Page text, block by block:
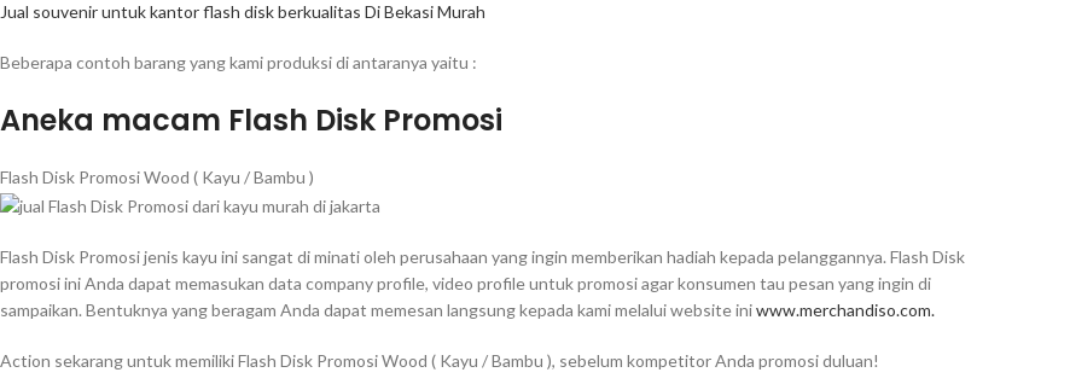
Jual souvenir untuk kantor flash disk berkualitas Di Bekasi Murah
Beberapa contoh barang yang kami produksi di antaranya yaitu :
Aneka macam Flash Disk Promosi
Flash Disk Promosi Wood ( Kayu / Bambu )
Flash Disk Promosi jenis kayu ini sangat di minati oleh perusahaan yang ingin memberikan hadiah kepada pelanggannya. Flash Disk
promosi ini Anda dapat memasukan data company profile, video profile untuk promosi agar konsumen tau pesan yang ingin di
sampaikan. Bentuknya yang beragam Anda dapat memesan langsung kepada kami melalui website iniwww.merchandiso.com.
Action sekarang untuk memiliki Flash Disk Promosi Wood ( Kayu / Bambu ), sebelum kompetitor Anda promosi duluan!